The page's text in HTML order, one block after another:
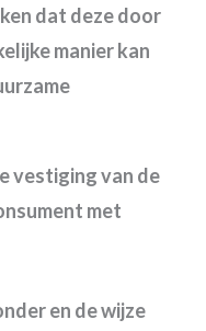
dat deze door
manier kan
vestiging van de
met
en de wijze